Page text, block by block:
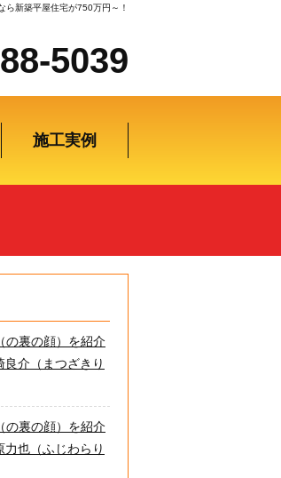
ら新築平屋住宅が750万円～！
5039
施工実例
の裏の顔）を紹介
良介（まつざきり
の裏の顔）を紹介
力也（ふじわらり